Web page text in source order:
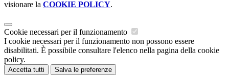
visionare la COOKIE POLICY.
Cookie necessari per il funzionamento
I cookie necessari per il funzionamento non possono essere
disabilitati. È possibile consultare l'elenco nella pagina della cookie
policy.
Accetta tutti Salva le preferenze